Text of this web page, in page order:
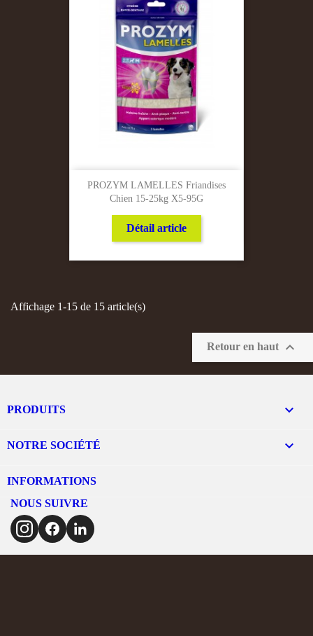
PROZYM LAMELLES Friandises
Chien 15-25kg X5-95G
Détail article
Affichage 1-15 de 15 article(s)
Retour en haut 
PRODUITS 
NOTRE SOCIÉTÉ 
INFORMATIONS
NOUS SUIVRE